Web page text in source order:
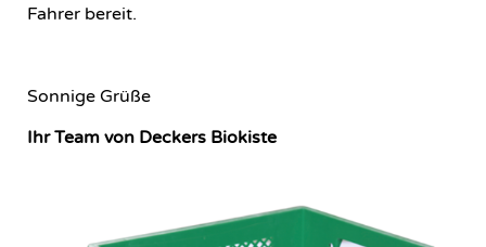
Fahrer bereit.
Sonnige Grüße
Ihr Team von Deckers Biokiste